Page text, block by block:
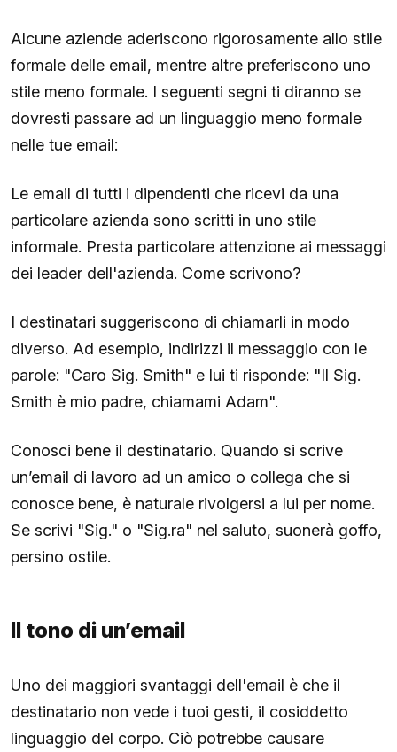
Alcune aziende aderiscono rigorosamente allo stile
formale delle email, mentre altre preferiscono uno
stile meno formale. I seguenti segni ti diranno se
dovresti passare ad un linguaggio meno formale
nelle tue email:
Le email di tutti i dipendenti che ricevi da una
particolare azienda sono scritti in uno stile
informale. Presta particolare attenzione ai messaggi
dei leader dell'azienda. Come scrivono?
I destinatari suggeriscono di chiamarli in modo
diverso. Ad esempio, indirizzi il messaggio con le
parole: "Caro Sig. Smith" e lui ti risponde: "Il Sig.
Smith è mio padre, chiamami Adam".
Conosci bene il destinatario. Quando si scrive
un’email di lavoro ad un amico o collega che si
conosce bene, è naturale rivolgersi a lui per nome.
Se scrivi "Sig." o "Sig.ra" nel saluto, suonerà goffo,
persino ostile.
Il tono di un’email
Uno dei maggiori svantaggi dell'email è che il
destinatario non vede i tuoi gesti, il cosiddetto
linguaggio del corpo. Ciò potrebbe causare